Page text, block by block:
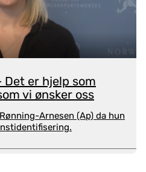
som felles eierskap
både faglig,
I FACT ung-
ansvar for kommune
å tilby både
Det er hjelp som
vi ønsker oss
Arnesen (Ap) da hun